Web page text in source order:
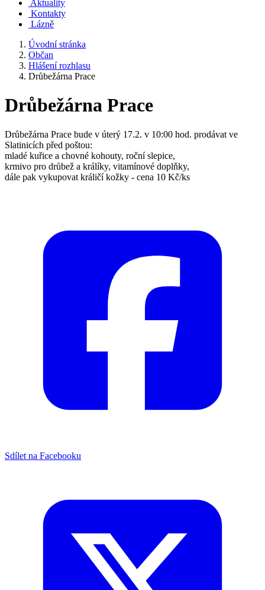
Aktuality
Kontakty
Lázně
Úvodní stránka
Občan
Hlášení rozhlasu
Drůbežárna Prace
Drůbežárna Prace
Drůbežárna Prace bude v úterý 17.2. v 10:00 hod. prodávat ve
Slatinicích před poštou:
mladé kuřice a chovné kohouty, roční slepice,
krmivo pro drůbež a králíky, vitamínové doplňky,
dále pak vykupovat králičí kožky - cena 10 Kč/ks
Sdílet na Facebooku